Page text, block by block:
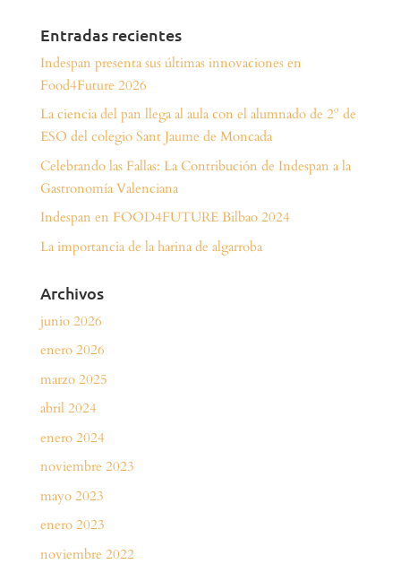
Entradas recientes
Indespan presenta sus últimas innovaciones en
Food4Future 2026
La ciencia del pan llega al aula con el alumnado de 2º de
ESO del colegio Sant Jaume de Moncada
Celebrando las Fallas: La Contribución de Indespan a la
Gastronomía Valenciana
Indespan en FOOD4FUTURE Bilbao 2024
La importancia de la harina de algarroba
Archivos
junio 2026
enero 2026
marzo 2025
abril 2024
enero 2024
noviembre 2023
mayo 2023
enero 2023
noviembre 2022